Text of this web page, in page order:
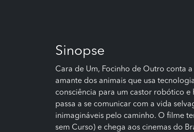
Sinopse
Cara de Um, Focinho de Outro conta
amante dos animais que usa
consciência para um castor robótico e
passa a se comunicar com a vida
inimagináveis pelo caminho. O filme
sem Curso) e chega aos cinemas do